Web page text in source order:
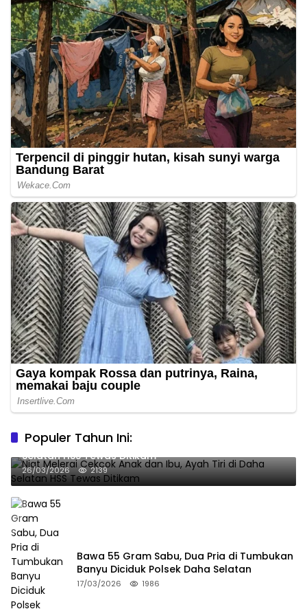
Populer Tahun Ini:
Niat Melerai Cekcok Anak dan Ibu, Ayah Tiri di Daha
Selatan HSS Tewas Ditikam
26/03/2026 2139
Bawa 55 Gram Sabu, Dua Pria di Tumbukan
Banyu Diciduk Polsek Daha Selatan
17/03/2026 1986